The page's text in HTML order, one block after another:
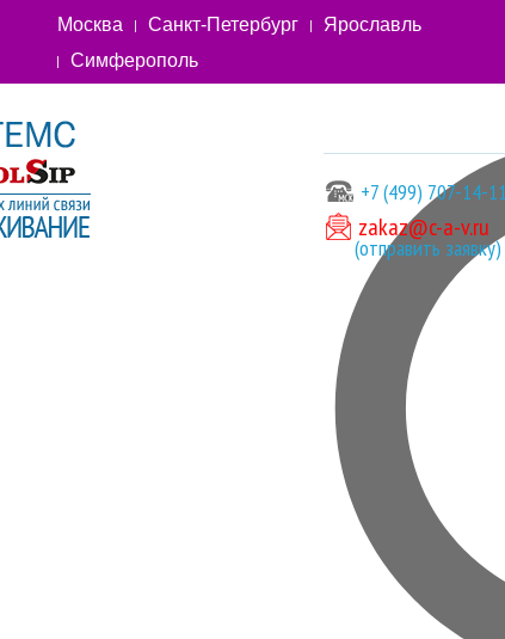
Москва Санкт-Петербург
Ярославль
Симферополь
+7 (499) 707-14-11
zakaz@c-a-v.ru
(отправить заявку)